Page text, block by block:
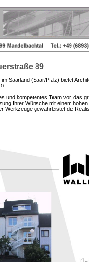
89
Saarland (Saar/Pfalz) bietet
und kompetentes Team vor, das
Ihrer Wünsche mit einem
Werkzeuge gewährleistet die